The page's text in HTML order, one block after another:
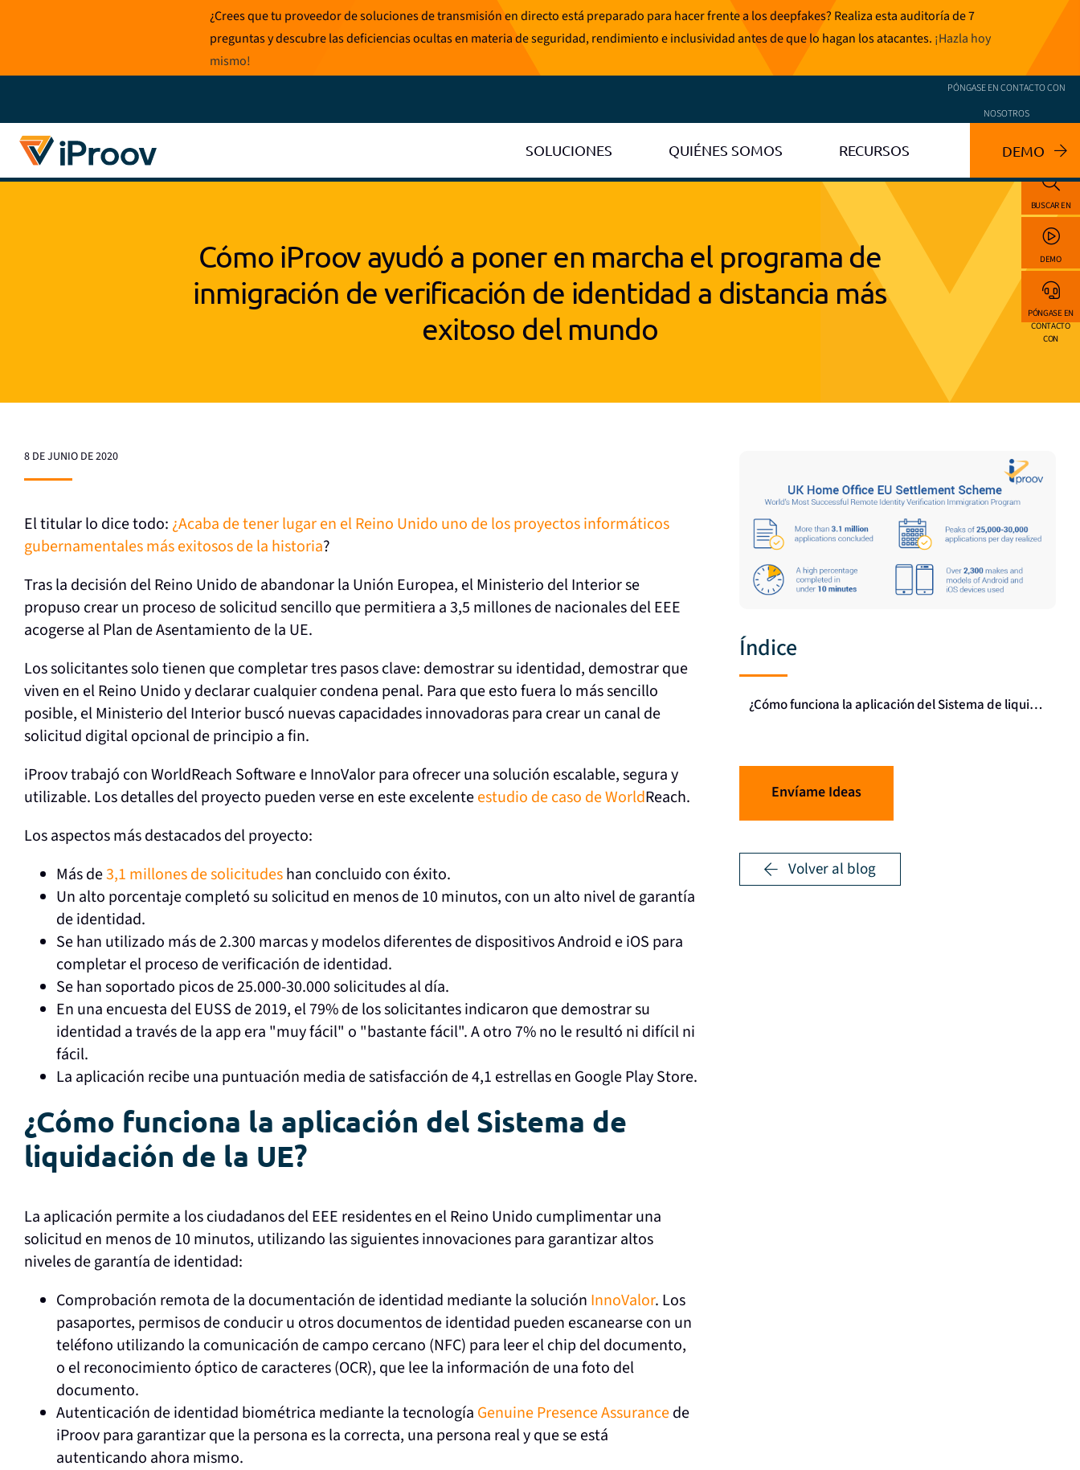
¿Crees que tu proveedor de soluciones de transmisión en directo está preparado para hacer frente a los deepfakes? Realiza esta auditoría de 7
preguntas y descubre las deficiencias ocultas en materia de seguridad, rendimiento e inclusividad antes de que lo hagan los atacantes. ¡Hazla hoy
mismo!
PÓNGASE EN CONTACTO CON
NOSOTROS
SOLUCIONES QUIÉNES SOMOS RECURSOS DEMO
Cómo iProov ayudó a poner en marcha el programa de
inmigración de verificación de identidad a distancia más
exitoso del mundo
8 DE JUNIO DE 2020
El titular lo dice todo: ¿Acaba de tener lugar en el Reino Unido uno de los proyectos informáticos
gubernamentales más exitosos de la historia?
Tras la decisión del Reino Unido de abandonar la Unión Europea, el Ministerio del Interior se
propuso crear un proceso de solicitud sencillo que permitiera a 3,5 millones de nacionales del EEE
acogerse al Plan de Asentamiento de la UE.
Los solicitantes solo tienen que completar tres pasos clave: demostrar su identidad, demostrar que
viven en el Reino Unido y declarar cualquier condena penal. Para que esto fuera lo más sencillo
posible, el Ministerio del Interior buscó nuevas capacidades innovadoras para crear un canal de
solicitud digital opcional de principio a fin.
iProov trabajó con WorldReach Software e InnoValor para ofrecer una solución escalable, segura y
utilizable. Los detalles del proyecto pueden verse en este excelenteestudio de caso de WorldReach.
Los aspectos más destacados del proyecto:
Más de3,1 millones de solicitudeshan concluido con éxito.
Un alto porcentaje completó su solicitud en menos de 10 minutos, con un alto nivel de garantía
de identidad.
Se han utilizado más de 2.300 marcas y modelos diferentes de dispositivos Android e iOS para
completar el proceso de verificación de identidad.
Se han soportado picos de 25.000-30.000 solicitudes al día.
En una encuesta del EUSS de 2019, el 79% de los solicitantes indicaron que demostrar su
identidad a través de la app era "muy fácil" o "bastante fácil". A otro 7% no le resultó ni difícil ni
fácil.
La aplicación recibe una puntuación media de satisfacción de 4,1 estrellas en Google Play Store.
¿Cómo funciona la aplicación del Sistema de
liquidación de la UE?
La aplicación permite a los ciudadanos del EEE residentes en el Reino Unido cumplimentar una
solicitud en menos de 10 minutos, utilizando las siguientes innovaciones para garantizar altos
niveles de garantía de identidad:
Comprobación remota de la documentación de identidad mediante la solución InnoValor. Los
pasaportes, permisos de conducir u otros documentos de identidad pueden escanearse con un
teléfono utilizando la comunicación de campo cercano (NFC) para leer el chip del documento,
o el reconocimiento óptico de caracteres (OCR), que lee la información de una foto del
documento.
Autenticación de identidad biométrica mediante la tecnología Genuine Presence Assurancede
iProov para garantizar que la persona es la correcta, una persona real y que se está
autenticando ahora mismo.
Índice
¿Cómo funciona la aplicación del Sistema de liquidación de la UE?
Envíame Ideas
Volver al blog
BUSCAR EN
DEMO
PÓNGASE EN
CONTACTO
CON